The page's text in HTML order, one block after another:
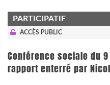
PARTICIPATIF
ACCÈS PUBLIC
Conférence sociale du
rapport enterré par